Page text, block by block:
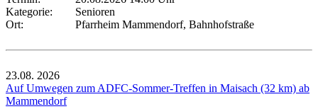
Kategorie:
Senioren
Ort:
Pfarrheim Mammendorf, Bahnhofstraße
23.08. 2026
Auf Umwegen zum ADFC-Sommer-Treffen in Maisach (32 km) ab
Mammendorf